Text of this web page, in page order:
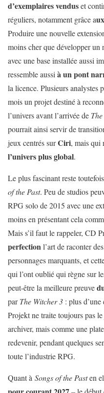
d’exemplaires venduset
réguliers, notamment grâce a
Produire une nouvelle
moins cher que développer
avec une base installée aussi
ressemble aussi à un pont
la licence. Plusieurs analystes
mois un projet destiné à
l’univers avant l’arrivée de
pourrait ainsi servir de
jeux centrés surCiri, mais qui
l’univers plus global.
Le plus fascinant reste
of the Past. Peu de studios
RPG solo de 2015 avec une
moins en présentant cela
Mais s’il faut le rappeler, CD
perfectionl’art de raconter
personnages marquants, et
qui l’ont oublié qui règne sur
peut-être la meilleure preuve
parThe Witcher 3 : plus
Projekt ne traite toujours pas
archiver, mais comme une
redevenir, pendant quelques
toute l’industrie RPG.
Quant à Songs of the Pasten